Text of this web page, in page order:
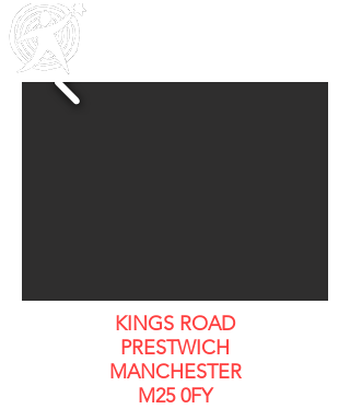
KINGS ROAD
PRESTWICH
MANCHESTER
M25 0FY